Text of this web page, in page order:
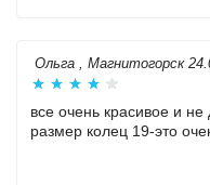
Ольга , Магнитогорск
все очень красивое и
размер колец 19-это